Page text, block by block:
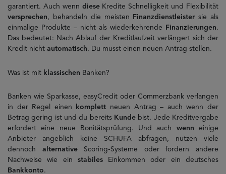
garantiert. Auch wenn diese Kredite Schnelligkeit und Flexibilität
versprechen, behandeln die meisten Finanzdienstleistersie als
einmalige Produkte – nicht als wiederkehrende
Finanzierungen.
Das bedeutet: Nach Ablauf der Kreditlaufzeit verlängert sich der
Kredit nicht automatisch. Du musst einen neuen Antrag stellen.
Was ist mit klassischen Banken?
Banken wie Sparkasse, easyCredit oder Commerzbank verlangen
in der Regel einen
komplett neuen Antrag – auch wenn der
Betrag gering ist und du bereits Kunde bist. Jede Kreditvergabe
erfordert eine neue Bonitätsprüfung. Und auch wenneinige
Anbieter angeblich keine SCHUFA abfragen, nutzen viele
dennoch alternative Scoring-Systeme oder fordern andere
Nachweise wie ein stabiles
Einkommen oder ein deutsches
Bankkonto.